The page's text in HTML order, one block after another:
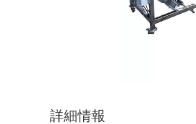
詳細情報